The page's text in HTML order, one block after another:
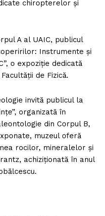
chiropterelor şi
A al UAIC, publicul
Instrumente şi
o expoziţie dedicată
de Fizică.
invită publicul la
organizată în
din Corpul B,
muzeul oferă
rocilor, mineralelor şi
achiziţionată în anul